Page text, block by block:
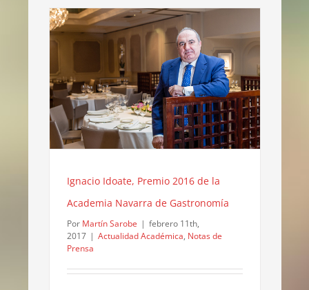
Ignacio Idoate, Premio 2016 de la
Academia Navarra de Gastronomía
Por Martín Sarobe | febrero 11th,
2017 | Actualidad Académica, Notas de
Prensa